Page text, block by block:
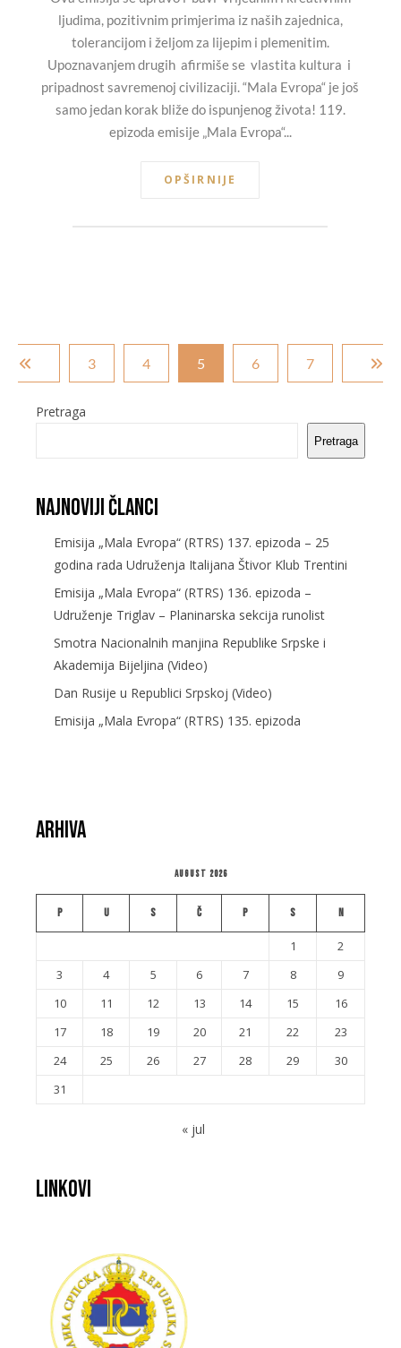
ljudima, pozitivnim primjerima iz naših zajednica,
tolerancijom i željom za lijepim i plemenitim.
Upoznavanjem drugih afirmiše se vlastita kultura i
pripadnost savremenoj civilizaciji. “Mala Evropa“ je još
samo jedan korak bliže do ispunjenog života! 119.
epizoda emisije „Mala Evropa“...
OPŠIRNIJE
3 4 5 6 7
Pretraga
Pretraga
Najnoviji članci
Emisija „Mala Evropa“ (RTRS) 137. epizoda – 25
godina rada Udruženja Italijana Štivor Klub Trentini
Emisija „Mala Evropa“ (RTRS) 136. epizoda –
Udruženje Triglav – Planinarska sekcija runolist
Smotra Nacionalnih manjina Republike Srpske i
Akademija Bijeljina (Video)
Dan Rusije u Republici Srpskoj (Video)
Emisija „Mala Evropa“ (RTRS) 135. epizoda
Arhiva
August 2026
P U S Č P S N
1
2
3
4 5 6 7 8
9
10
11 12 13 14 15
16
17
18 19 20 21 22
23
24
25 26 27 28 29
30
31
« jul
Linkovi